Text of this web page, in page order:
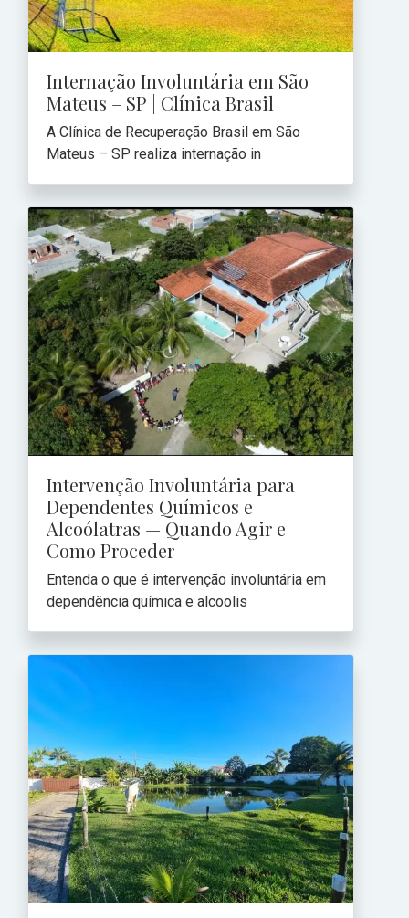
Internação Involuntária em São
Mateus – SP | Clínica Brasil
A Clínica de Recuperação Brasil em São
Mateus – SP realiza internação in
Intervenção Involuntária para
Dependentes Químicos e
Alcoólatras — Quando Agir e
Como Proceder
Entenda o que é intervenção involuntária em
dependência química e alcoolis